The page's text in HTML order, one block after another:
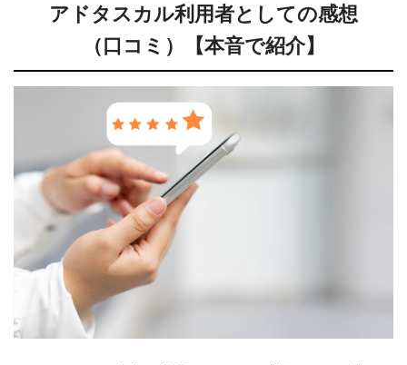
アドタスカル利用者としての感想
（口コミ）【本音で紹介】